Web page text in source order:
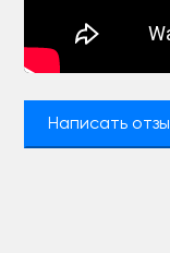
Написать